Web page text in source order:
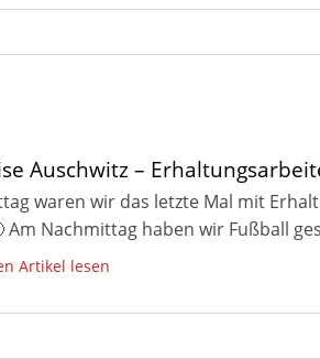
Auschwitz –
waren wir das letzte Mal mit
Am Nachmittag haben wir Fußball
Artikel lesen